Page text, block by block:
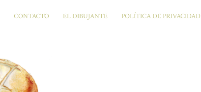
CONTACTO EL DIBUJANTE POLÍTICA DE PRIVACIDAD